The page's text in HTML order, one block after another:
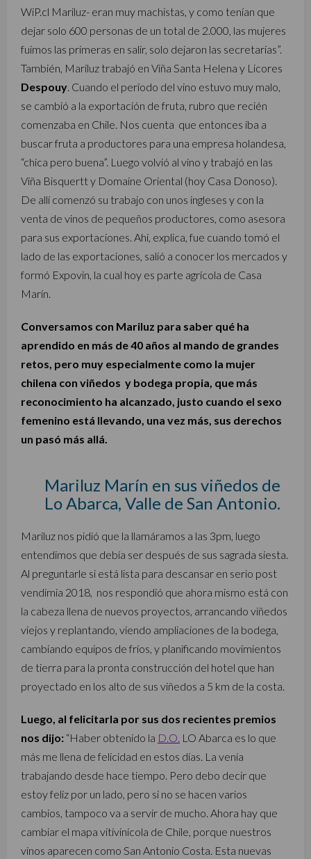
WiP.cl Mariluz- eran muy machistas, y como tenían que
dejar solo 600 personas de un total de 2.000, las mujeres
fuimos las primeras en salir, solo dejaron las secretarias”.
También, Mariluz trabajó en Viña Santa Helena y Licores
Despouy . Cuando el período del vino estuvo muy malo,
se cambió a la exportación de fruta, rubro que recién
comenzaba en Chile. Nos cuenta que entonces iba a
buscar fruta a productores para una empresa holandesa,
“chica pero buena”. Luego volvió al vino y trabajó en las
Viña Bisquertt y Domaine Oriental (hoy Casa Donoso).
De allí comenzó su trabajo con unos ingleses y con la
venta de vinos de pequeños productores, como asesora
para sus exportaciones. Ahí, explica, fue cuando tomó el
lado de las exportaciones, salió a conocer los mercados y
formó Expovin, la cual hoy es parte agrícola de Casa
Marín.
Conversamos con Mariluz para saber qué ha
aprendido en más de 40 años al mando de grandes
retos, pero muy especialmente como la mujer
chilena con viñedos y bodega propia, que más
reconocimiento ha alcanzado, justo cuando el sexo
femenino está llevando, una vez más, sus derechos
un pasó más allá.
Mariluz Marín en sus viñedos de
Lo Abarca, Valle de San Antonio.
Mariluz nos pidió que la llamáramos a las 3pm, luego
entendimos que debía ser después de sus sagrada siesta.
Al preguntarle si está lista para descansar en serio post
vendimia 2018, nos respondió que ahora mismo está con
la cabeza llena de nuevos proyectos, arrancando viñedos
viejos y replantando, viendo ampliaciones de la bodega,
cambiando equipos de fríos, y planificando movimientos
de tierra para la pronta construcción del hotel que han
proyectado en los alto de sus viñedos a 5 km de la costa.
Luego, al felicitarla por sus dos recientes premios
nos dijo: “Haber obtenido la D.O. LO Abarca es lo que
más me llena de felicidad en estos días. La venía
trabajando desde hace tiempo. Pero debo decir que
estoy feliz por un lado, pero si no se hacen varios
cambios, tampoco va a servir de mucho. Ahora hay que
cambiar el mapa vitivinícola de Chile, porque nuestros
vinos aparecen como San Antonio Costa. Esta nuevas